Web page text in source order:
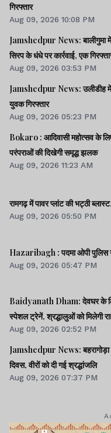
गिरफ्तार
Aug 09, 2026 10:08 PM
Jamshedpur News: बालीगुमा
सिरप के धंधे पर कार्रवाई, एक
Aug 09, 2026 03:53 PM
Jamshedpur News: उलीडीह
युवक गिरफ्तार
Aug 09, 2026 05:23 PM
Bokaro : आदिवासी महोत्सव के
परंपराओं की दिखेगी समृद्ध झलक
Aug 09, 2026 11:23 AM
रामगढ़ में पावर प्लांट की भट्ठी
Aug 09, 2026 05:50 PM
Hazaribagh : पदमा ओपी पुलिस ने
Aug 09, 2026 05:47 PM
Baidyanath Dham: देवघर के
स्पेशल ट्रेनें, श्रद्धालुओं को मिलेगी
Aug 09, 2026 02:52 PM
Jamshedpur News: बहरागोड़ा
दिवस, वीरों को दी गई श्रद्धांजलि
Aug 09, 2026 07:37 PM